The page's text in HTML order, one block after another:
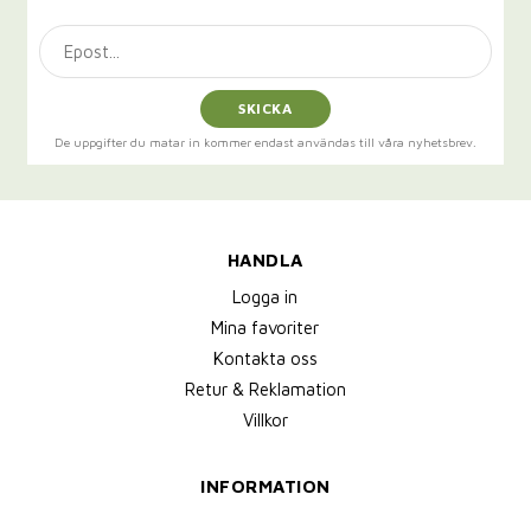
SKICKA
De uppgifter du matar in kommer endast användas till våra nyhetsbrev.
HANDLA
Logga in
Mina favoriter
Kontakta oss
Retur & Reklamation
Villkor
INFORMATION